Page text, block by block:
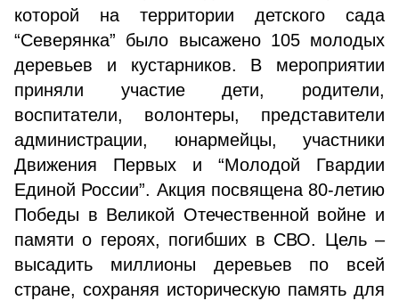
которой на территории детского сада
“Северянка” было высажено 105 молодых
деревьев и кустарников. В мероприятии
приняли участие дети, родители,
воспитатели, волонтеры, представители
администрации, юнармейцы, участники
Движения Первых и “Молодой Гвардии
Единой России”. Акция посвящена 80-летию
Победы в Великой Отечественной войне и
памяти о героях, погибших в СВО. Цель –
высадить миллионы деревьев по всей
стране, сохраняя историческую память для